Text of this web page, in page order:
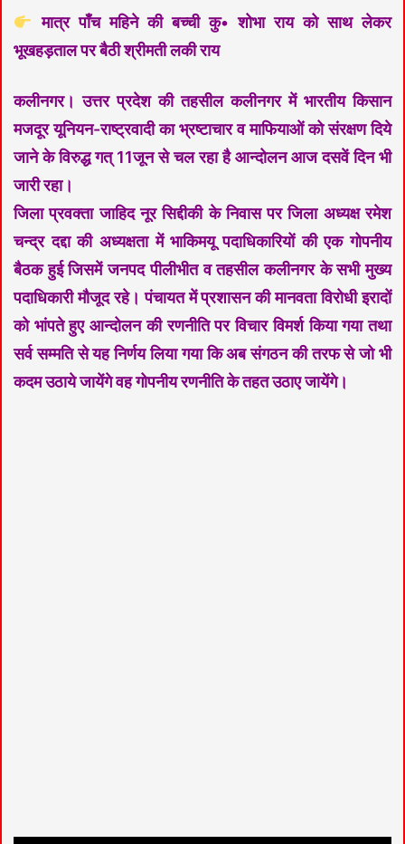
मात्र पाँच महिने की बच्ची कु• शोभा राय को साथ लेकर
भूखहड़ताल पर बैठी श्रीमती लकी राय
कलीनगर। उत्तर प्रदेश की तहसील कलीनगर में भारतीय किसान
मजदूर यूनियन-राष्ट्रवादी का भ्रष्टाचार व माफियाओं को संरक्षण दिये
जाने के विरुद्ध गत् 11जून से चल रहा है आन्दोलन आज दसवें दिन भी
जारी रहा।
जिला प्रवक्ता जाहिद नूर सिद्दीकी के निवास पर जिला अध्यक्ष रमेश
चन्द्र दद्दा की अध्यक्षता में भाकिमयू पदाधिकारियों की एक गोपनीय
बैठक हुई जिसमें जनपद पीलीभीत व तहसील कलीनगर के सभी मुख्य
पदाधिकारी मौजूद रहे। पंचायत में प्रशासन की मानवता विरोधी इरादों
को भांपते हुए आन्दोलन की रणनीति पर विचार विमर्श किया गया तथा
सर्व सम्मति से यह निर्णय लिया गया कि अब संगठन की तरफ से जो भी
कदम उठाये जायेंगे वह गोपनीय रणनीति के तहत उठाए जायेंगे।